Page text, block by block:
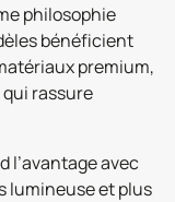
philosophie
bénéficient
premium,
qui rassure
l’avantage avec
lumineuse et plus